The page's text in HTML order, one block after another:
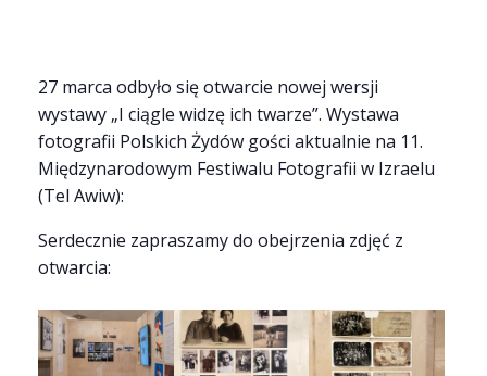
27 marca odbyło się otwarcie nowej wersji
wystawy „I ciągle widzę ich twarze”. Wystawa
fotografii Polskich Żydów gości aktualnie na 11.
Międzynarodowym Festiwalu Fotografii w Izraelu
(Tel Awiw):
Serdecznie zapraszamy do obejrzenia zdjęć z
otwarcia: